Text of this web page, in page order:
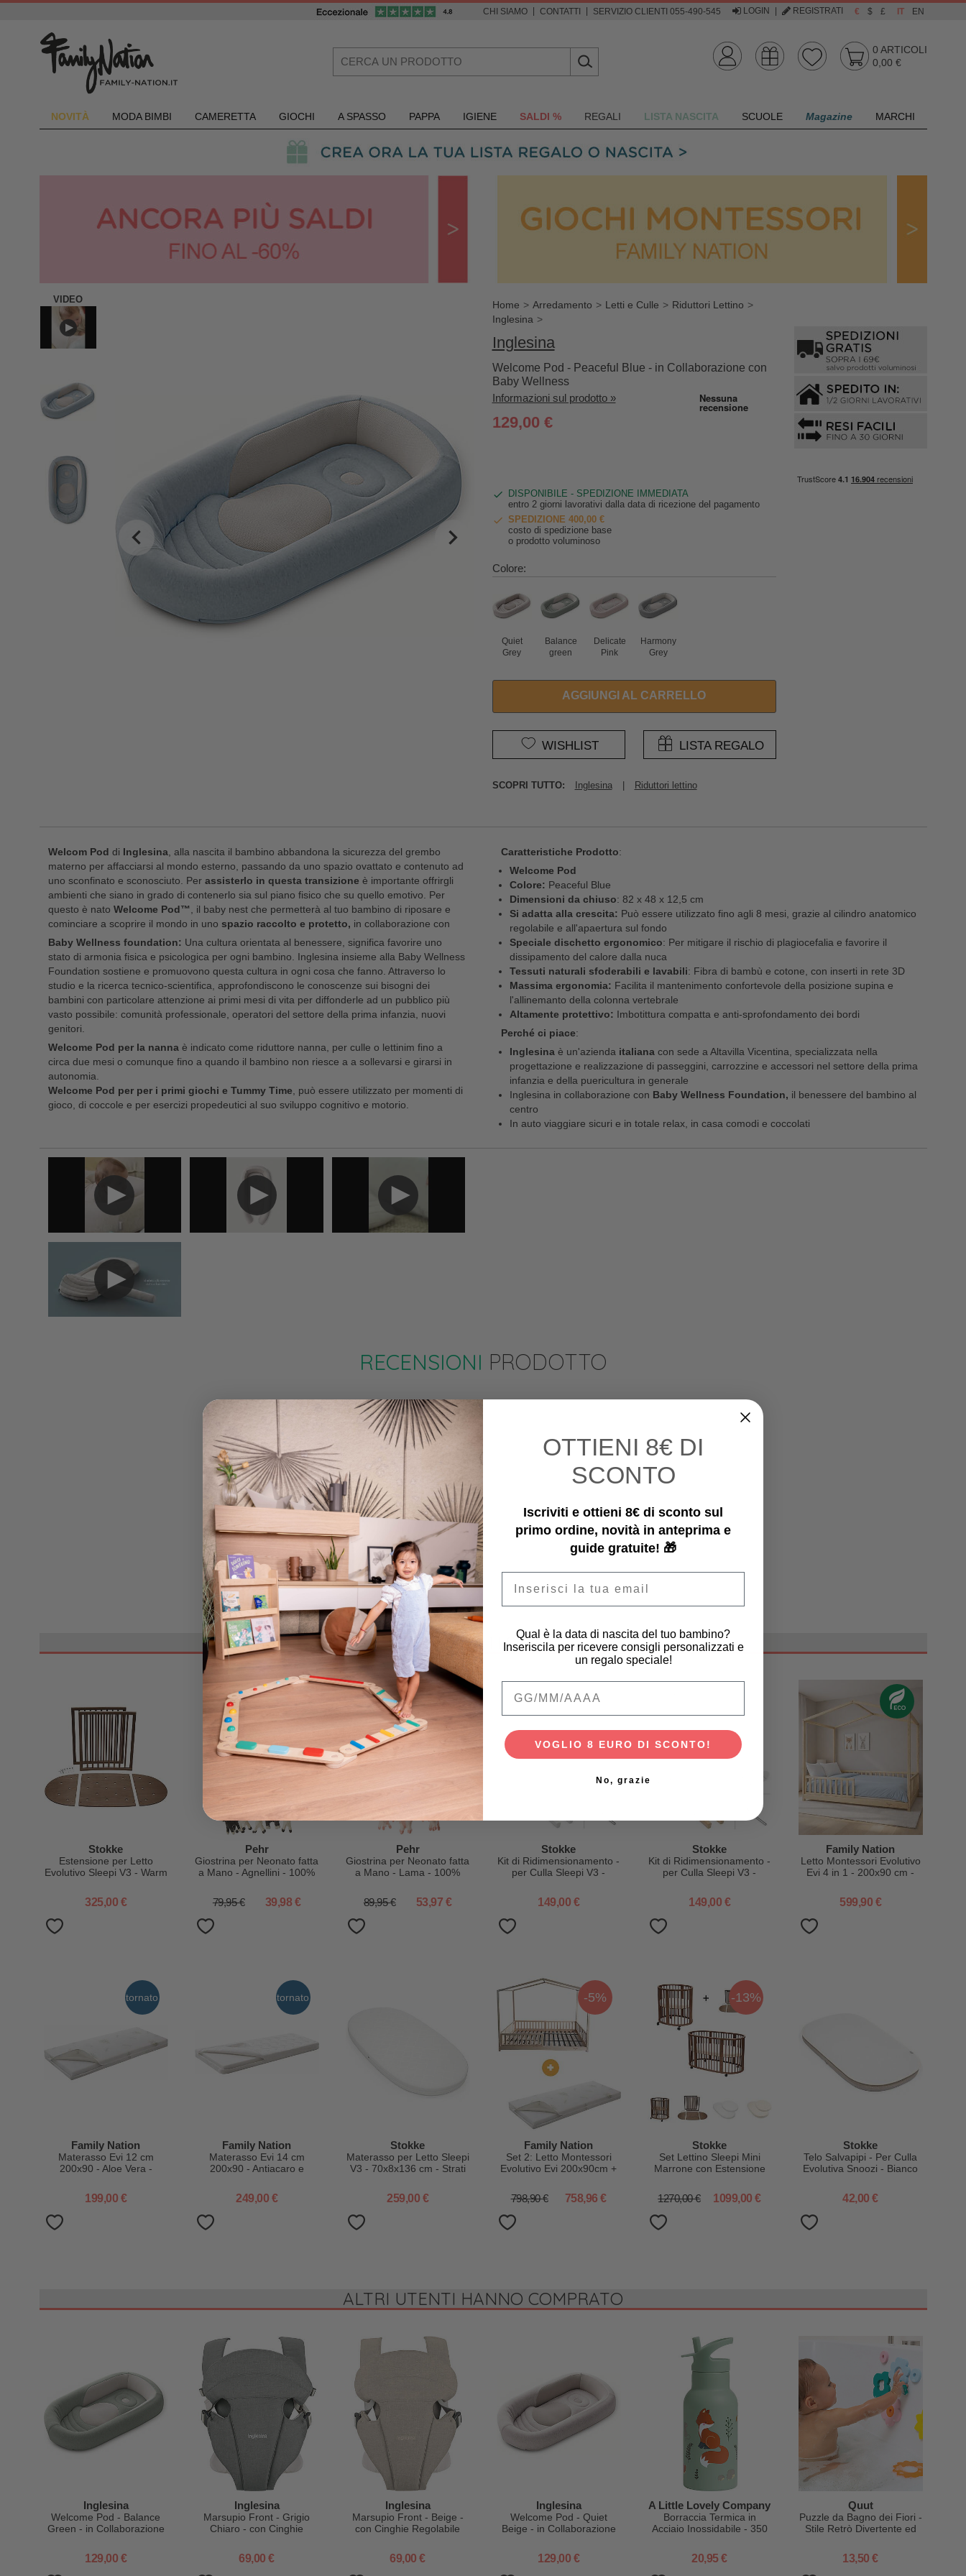
CHI SIAMO CONTATTI SERVIZIO CLIENTI 055-490-545 LOGIN REGISTRATI € $ £ IT EN
0 ARTICOLI
0,00 €
NOVITÀ MODA BIMBI CAMERETTA GIOCHI A SPASSO PAPPA IGIENE SALDI % REGALI LISTA NASCITA SCUOLE Magazine MARCHI
VIDEO
Home Arredamento Letti e Culle
Riduttori Lettino
Inglesina
Inglesina
Welcome Pod - Peaceful Blue - in Collaborazione con
Baby Wellness
Informazioni sul prodotto »
129,00 €
DISPONIBILE - SPEDIZIONE IMMEDIATA
entro 2 giorni lavorativi dalla data di ricezione del pagamento
SPEDIZIONE 400,00 €
costo di spedizione base
o prodotto voluminoso
Colore:
Quiet
Grey
Balance
green
Delicate
Pink
Harmony
Grey
AGGIUNGI AL CARRELLO
WISHLIST LISTA REGALO
SCOPRI TUTTO: Inglesina Riduttori lettino
Welcom Pod di Inglesina, alla nascita il bambino abbandona la sicurezza del grembo
materno per affacciarsi al mondo esterno, passando da uno spazio ovattato e contenuto ad
uno sconfinato e sconosciuto. Per assisterlo in questa transizione è importante offrirgli
ambienti che siano in grado di contenerlo sia sul piano fisico che su quello emotivo. Per
questo è nato Welcome Pod™, il baby nest che permetterà al tuo bambino di riposare e
cominciare a scoprire il mondo in uno spazio raccolto e protetto, in collaborazione con
Baby Wellness foundation: Una cultura orientata al benessere, significa favorire uno
stato di armonia fisica e psicologica per ogni bambino. Inglesina insieme alla Baby Wellness
Foundation sostiene e promuovono questa cultura in ogni cosa che fanno. Attraverso lo
studio e la ricerca tecnico-scientifica, approfondiscono le conoscenze sui bisogni dei
bambini con particolare attenzione ai primi mesi di vita per diffonderle ad un pubblico più
vasto possibile: comunità professionale, operatori del settore della prima infanzia, nuovi
genitori.
Welcome Pod per la nannaè indicato come riduttore nanna, per culle o lettinim fino a
circa due mesi o comunque fino a quando il bambino non riesce a a sollevarsi e girarsi in
autonomia.
Welcome Pod per per i primi giochi e Tummy Time, può essere utilizzato per momenti di
gioco, di coccole e per esercizi propedeutici al suo sviluppo cognitivo e motorio.
Caratteristiche Prodotto:
Welcome Pod
Colore: Peaceful Blue
Dimensioni da chiuso: 82 x 48 x 12,5 cm
Si adatta alla crescita: Può essere utilizzato fino agli 8 mesi, grazie al cilindro anatomico
regolabile e all'apaertura sul fondo
Speciale dischetto ergonomico: Per mitigare il rischio di plagiocefalia e favorire il
dissipamento del calore dalla nuca
Tessuti naturali sfoderabili e lavabili: Fibra di bambù e cotone, con inserti in rete 3D
Massima ergonomia: Facilita il mantenimento confortevole della posizione supina e
l'allinemanto della colonna vertebrale
Altamente protettivo: Imbotittura compatta e anti-sprofondamento dei bordi
Perché ci piace:
Inglesinaè un'azienda italianacon sede a Altavilla Vicentina, specializzata nella
progettazione e realizzazione di passeggini, carrozzine e accessori nel settore della prima
infanzia e della puericultura in generale
Inglesina in collaborazione con Baby Wellness Foundation, il benessere del bambino al
centro
In auto viaggiare sicuri e in totale relax, in casa comodi e coccolati
RECENSIONI PRODOTTO
PRODOTTI SIMILI
Stokke
Estensione per Letto
Evolutivo Sleepi V3 - Warm
325,00 €
Pehr
Giostrina per Neonato fatta
a Mano - Agnellini - 100%
79,95 € 39,98 €
-40%
Pehr
Giostrina per Neonato fatta
a Mano - Lama - 100%
89,95 € 53,97 €
Stokke
Kit di Ridimensionamento -
per Culla Sleepi V3 -
149,00 €
Stokke
Kit di Ridimensionamento -
per Culla Sleepi V3 -
149,00 €
Family Nation
Letto Montessori Evolutivo
Evi 4 in 1 - 200x90 cm -
Nascita a 99 anni
599,90 €
tornato
Family Nation
Materasso Evi 12 cm
200x90 - Aloe Vera -
Montessori Evolutivo Evi 4
in 1
199,00 €
tornato
Family Nation
Materasso Evi 14 cm
200x90 - Antiacaro e
per Letto Montessori
Evolutivo Evi 4 in 1
249,00 €
Stokke
Materasso per Letto Sleepi
V3 - 70x8x136 cm - Strati
259,00 €
-5%
Family Nation
Set 2: Letto Montessori
Evolutivo Evi 200x90cm +
Vera
798,90 € 758,96 €
-13%
Stokke
Set Lettino Sleepi Mini
Marrone con Estensione
Materassi e Lenzuoli
1270,00 € 1099,00 €
Stokke
Telo Salvapipi - Per Culla
Evolutiva Snoozi - Bianco
42,00 €
ALTRI UTENTI HANNO COMPRATO
Inglesina
Welcome Pod - Balance
Green - in Collaborazione
129,00 €
Inglesina
Marsupio Front - Grigio
Chiaro - con Cinghie
69,00 €
Inglesina
Marsupio Front - Beige -
con Cinghie Regolabile
69,00 €
Inglesina
Welcome Pod - Quiet
Beige - in Collaborazione
129,00 €
A Little Lovely Company
Borraccia Termica in
Acciaio Inossidabile - 350
20,95 €
Quut
Puzzle da Bagno dei Fiori -
Stile Retrò Divertente ed
13,50 €
OTTIENI 8€ DI
SCONTO
Iscriviti e ottieni 8€ di sconto sul
primo ordine, novità in anteprima e
guide gratuite! 🎁
Qual è la data di nascita del tuo bambino?
Inseriscila per ricevere consigli personalizzati e
un regalo speciale!
VOGLIO 8 EURO DI SCONTO!
No, grazie